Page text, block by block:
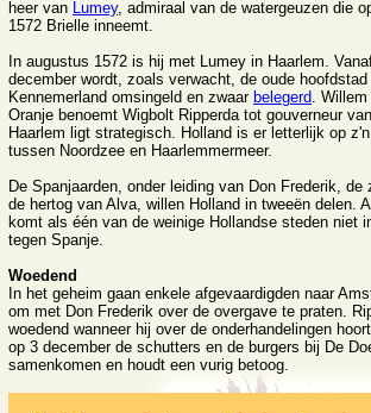
heer van Lumey, admiraal van de watergeuzen die
1572 Brielle inneemt.
In augustus 1572 is hij met Lumey in Haarlem.
december wordt, zoals verwacht, de oude hoofdstad
Kennemerland omsingeld en zwaar belegerd. Willem
Oranje benoemt Wigbolt Ripperda tot gouverneur
Haarlem ligt strategisch. Holland is er letterlijk op
tussen Noordzee en Haarlemmermeer.
De Spanjaarden, onder leiding van Don Frederik, de
de hertog van Alva, willen Holland in tweeën delen.
komt als één van de weinige Hollandse steden niet
tegen Spanje.
Woedend
In het geheim gaan enkele afgevaardigden naar
om met Don Frederik over de overgave te praten.
woedend wanneer hij over de onderhandelingen
op 3 december de schutters en de burgers bij De
samenkomen en houdt een vurig betoog.